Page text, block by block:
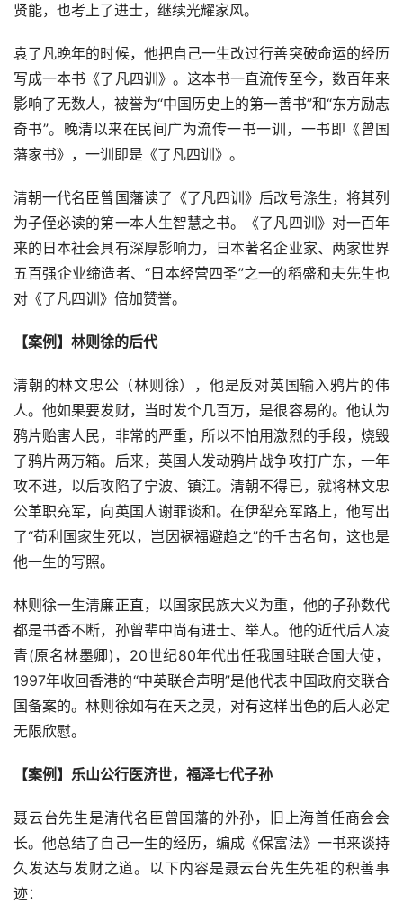
贤能，也考上了进士，继续光耀家风。
袁了凡晚年的时候，他把自己一生改过行善突破命运的经历
写成一本书《了凡四训》。这本书一直流传至今，数百年来
影响了无数人，被誉为“中国历史上的第一善书”和“东方励志
奇书”。晚清以来在民间广为流传一书一训，一书即《曾国
藩家书》，一训即是《了凡四训》。
清朝一代名臣曾国藩读了《了凡四训》后改号涤生，将其列
为子侄必读的第一本人生智慧之书。《了凡四训》对一百年
来的日本社会具有深厚影响力，日本著名企业家、两家世界
五百强企业缔造者、“日本经营四圣”之一的稻盛和夫先生也
对《了凡四训》倍加赞誉。
【案例】林则徐的后代
清朝的林文忠公（林则徐），他是反对英国输入鸦片的伟
人。他如果要发财，当时发个几百万，是很容易的。他认为
鸦片贻害人民，非常的严重，所以不怕用激烈的手段，烧毁
了鸦片两万箱。后来，英国人发动鸦片战争攻打广东，一年
攻不进，以后攻陷了宁波、镇江。清朝不得已，就将林文忠
公革职充军，向英国人谢罪谈和。在伊犁充军路上，他写出
了“苟利国家生死以，岂因祸福避趋之”的千古名句，这也是
他一生的写照。
林则徐一生清廉正直，以国家民族大义为重，他的子孙数代
都是书香不断，孙曾辈中尚有进士、举人。他的近代后人凌
青(原名林墨卿)，20世纪80年代出任我国驻联合国大使，
1997年收回香港的“中英联合声明”是他代表中国政府交联合
国备案的。林则徐如有在天之灵，对有这样出色的后人必定
无限欣慰。
【案例】乐山公行医济世，福泽七代子孙
聂云台先生是清代名臣曾国藩的外孙，旧上海首任商会会
长。他总结了自己一生的经历，编成《保富法》一书来谈持
久发达与发财之道。以下内容是聂云台先生先祖的积善事
迹：